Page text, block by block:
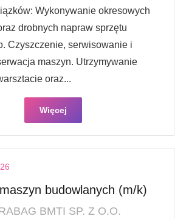
Wykonywanie okresowych
drobnych napraw sprzętu
Czyszczenie, serwisowanie i
maszyn. Utrzymywanie
oraz...
Więcej
budowlanych (m/k)
BMTI SP. Z O.O.